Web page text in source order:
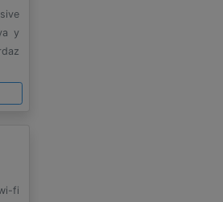
y
fi